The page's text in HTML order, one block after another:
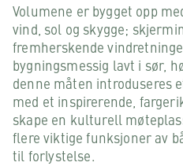
Volumene er bygget opp
vind, sol og skygge;
fremherskende
bygningsmessig lavt i sør,
denne måten introduseres
med et inspirerende,
skape en kulturell
flere viktige funksjoner av
til forlystelse.